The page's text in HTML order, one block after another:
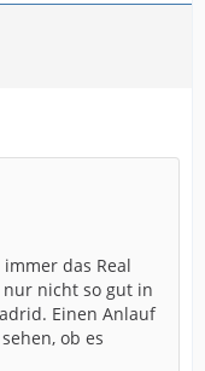
das Real
nicht so gut in
Einen Anlauf
ob es